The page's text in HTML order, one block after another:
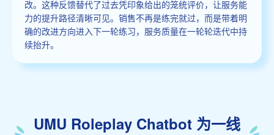
改。这种反馈替代了过去凭印象给出的笼统评价，让服务能
力的提升路径清晰可见。销售不再是练完就过，而是带着明
确的改进方向进入下一轮练习，服务质量在一轮轮迭代中持
续抬升。
UMU Roleplay Chatbot 为一线